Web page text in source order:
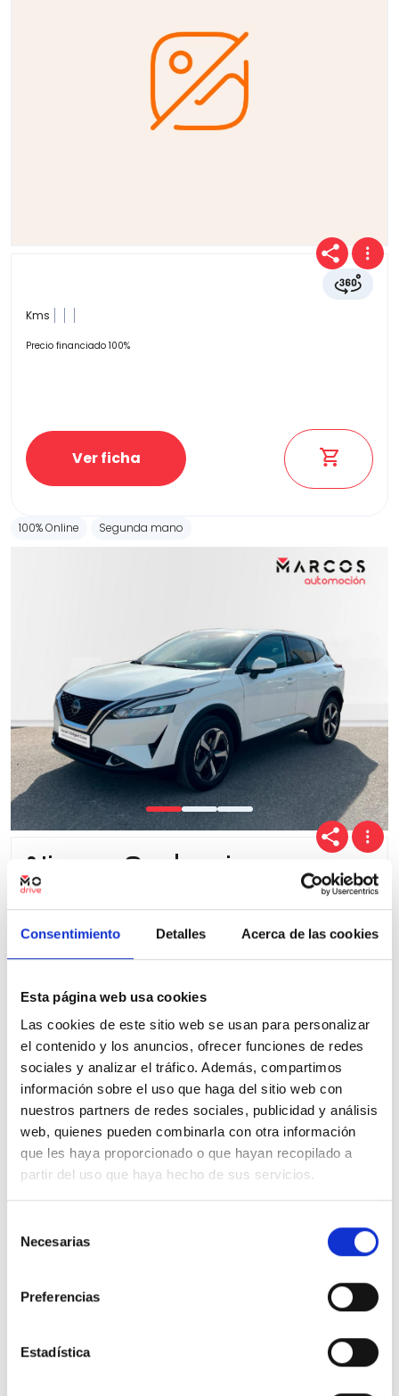
Consentimiento Detalles Acerca de las cookies
Esta página web usa cookies
Las cookies de este sitio web se usan para personalizar
el contenido y los anuncios, ofrecer funciones de redes
sociales y analizar el tráfico. Además, compartimos
información sobre el uso que haga del sitio web con
nuestros partners de redes sociales, publicidad y análisis
web, quienes pueden combinarla con otra información
que les haya proporcionado o que hayan recopilado a
partir del uso que haya hecho de sus servicios.
Necesarias
Preferencias
Estadística
Kms
Precio financiado 100%
Ver ficha
100% Online Segunda mano
Nissan Qashqai
DIG-T 116kW Xtronic N-Connecta
24.750€ Desde 385,28€/mes
Precio al contado:
Ver ficha